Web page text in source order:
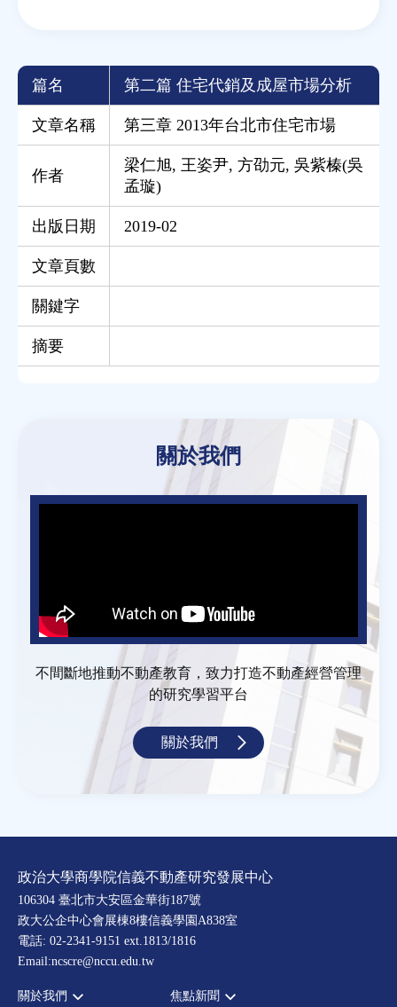
篇名 第二篇 住宅代銷及成屋市場分析
文章名稱 第三章 2013年台北市住宅市場
作者
梁仁旭, 王姿尹,方劭元,吳紫榛(吳
孟璇)
出版日期 2019-02
文章頁數
關鍵字
摘要
關於我們
不間斷地推動不動產教育，致力打造不動產經營管理
的研究學習平台
關於我們
政治大學商學院信義不動產研究發展中心
106304 臺北市大安區金華街187號
政大公企中心會展棟8樓信義學園A838室
電話: 02-2341-9151 ext.1813/1816
Email:ncscre@nccu.edu.tw
關於我們 焦點新聞